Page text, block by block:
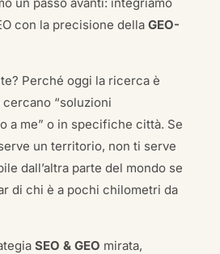
con la precisione della GEO-
Perché oggi la ricerca è
“soluzioni
a me” o in specifiche città. Se
un territorio, non ti serve
dall’altra parte del mondo se
di chi è a pochi chilometri da
SEO & GEO mirata,